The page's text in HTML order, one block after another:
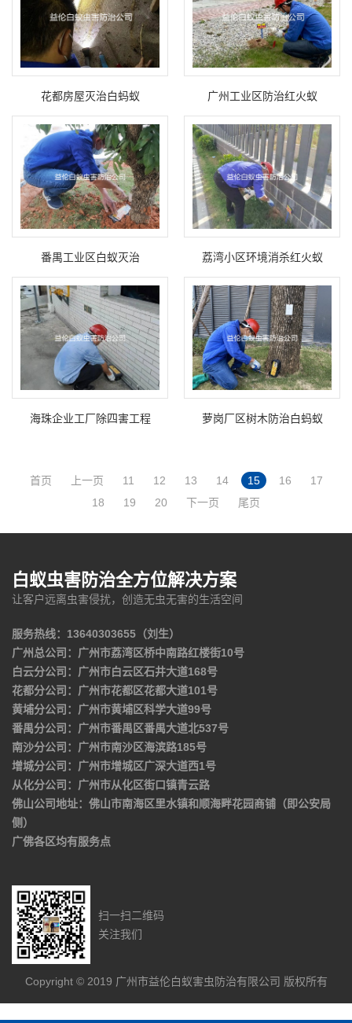
花都房屋灭治白蚂蚁 广州工业区防治红火蚁
番禺工业区白蚁灭治 荔湾小区环境消杀红火蚁
海珠企业工厂除四害工程 萝岗厂区树木防治白蚂蚁
首页 上一页 11 12 13 14 15 16
17
18
19 20 下一页 尾页
白蚁虫害防治全方位解决方案
让客户远离虫害侵扰，创造无虫无害的生活空间
服务热线：13640303655（刘生）
广州总公司：广州市荔湾区桥中南路红楼街10号
白云分公司：广州市白云区石井大道168号
花都分公司：广州市花都区花都大道101号
黄埔分公司：广州市黄埔区科学大道99号
番禺分公司：广州市番禺区番禺大道北537号
南沙分公司：广州市南沙区海滨路185号
增城分公司：广州市增城区广深大道西1号
从化分公司：广州市从化区街口镇青云路
佛山公司地址：佛山市南海区里水镇和顺海畔花园商铺（即公安局
侧）
广佛各区均有服务点
扫一扫二维码
关注我们
Copyright © 2019 广州市益伦白蚁害虫防治有限公司 版权所有